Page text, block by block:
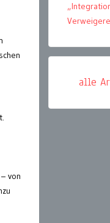
von
alle